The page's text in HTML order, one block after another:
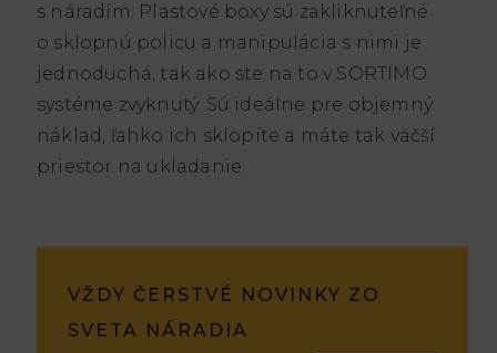
s náradím. Plastové boxy sú zakliknuteľné
o sklopnú policu a manipulácia s nimi je
jednoduchá, tak ako ste na to v SORTIMO
systéme zvyknutý. Sú ideálne pre objemný
náklad, ľahko ich sklopíte a máte tak väčší
priestor na ukladanie.
VŽDY ČERSTVÉ NOVINKY ZO
SVETA NÁRADIA